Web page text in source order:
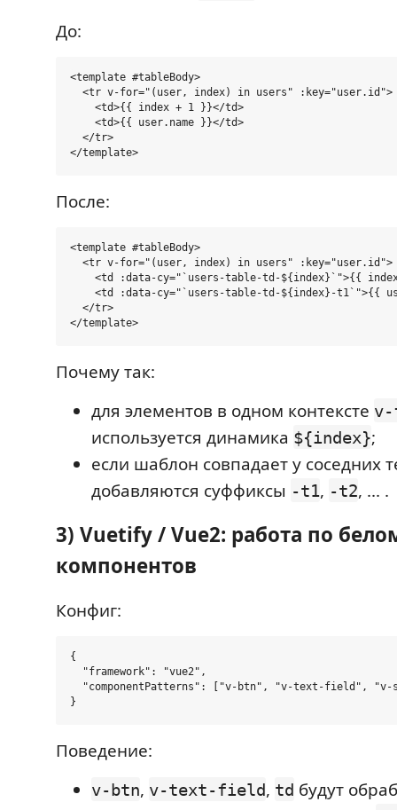
До:
<template #tableBody>
  <tr v-for="(user, index) in users" :key="user.id">
    <td>{{ index + 1 }}</td>
    <td>{{ user.name }}</td>
  </tr>
После:
<template #tableBody>
  <tr v-for="(user, index) in users" :key="user.id">
<td :data-cy="`users-table-td-${index}`">{{
<td :data-cy="`users-table-td-${index}-t1`">{{
  </tr>
Почему так:
для элементов в одном контексте
используется динамика ${index};
если шаблон совпадает у соседних
добавляются суффиксы -t1, -t2, ... .
3) Vuetify / Vue2: работа по
компонентов
Конфиг:
{
  "framework": "vue2",
"componentPatterns": ["v-btn", "v-text-field",
Поведение:
v-btn, v-text-field, td будут